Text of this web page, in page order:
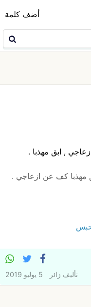
أضف كلمة
, ابق مهذبا .
مهذبا كف عن ازعاجي .
تأليف زائر 5 يوليو 2019